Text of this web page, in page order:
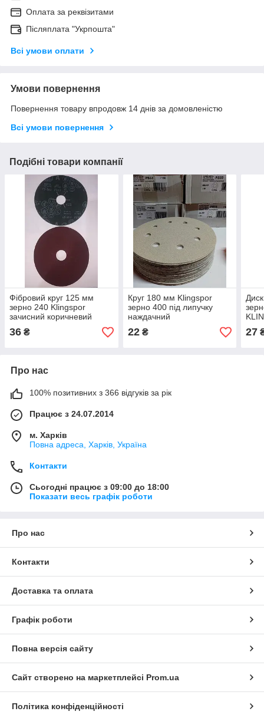
Оплата за реквізитами
Післяплата "Укрпошта"
Всі умови оплати
Умови повернення
Повернення товару впродовж 14 днів за домовленістю
Всі умови повернення
Подібні товари компанії
Фібровий круг 125 мм
зерно 240 Klingspor
зачисний коричневий
36 ₴
Круг 180 мм Klingspor
зерно 400 під липучку
наждачний
22₴ 27
Про нас
100% позитивних з 366 відгуків за рік
Працює з 24.07.2014
м. Харків
Повна адреса, Харків, Україна
Контакти
Сьогодні працює з 09:00 до 18:00
Показати весь графік роботи
Про нас
Контакти
Доставка та оплата
Графік роботи
Повна версія сайту
Сайт створено на маркетплейсі Prom.ua
Політика конфіденційності